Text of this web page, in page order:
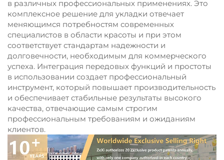
в различных профессиональных применениях. Это
комплексное решение для укладки отвечает
меняющимся потребностям современных
специалистов в области красоты и при этом
соответствует стандартам надежности и
долговечности, необходимым для коммерческого
успеха. Интеграция передовых функций и простоты
в использовании создает профессиональный
инструмент, который повышает производительность
и обеспечивает стабильные результаты высокого
качества, отвечающие самым строгим
профессиональным требованиям и ожиданиям
клиентов.